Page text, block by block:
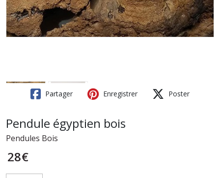
Partager Enregistrer Poster
Pendule égyptien bois
Pendules Bois
28€